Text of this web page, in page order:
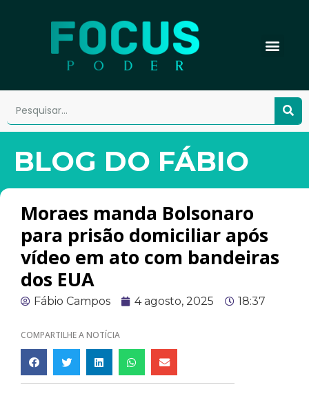
BLOG DO FÁBIO
Moraes manda Bolsonaro
para prisão domiciliar após
vídeo em ato com bandeiras
dos EUA
Fábio Campos 4 agosto, 2025 18:37
COMPARTILHE A NOTÍCIA